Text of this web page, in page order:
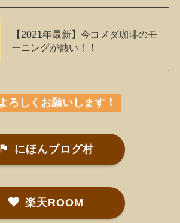
【2021年最新】今コメダ珈琲のモ
ーニングが熱い！！
ろしくお願いします！
にほんブログ村
楽天ROOM